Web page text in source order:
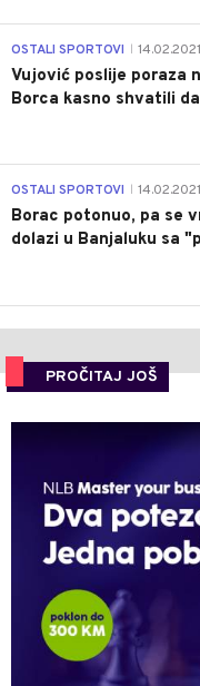
OSTALI SPORTOVI
Vujović poslije poraza
Borca kasno shvatili
OSTALI SPORTOVI
Borac potonuo, pa se
dolazi u Banjaluku sa
PROČITAJ JOŠ